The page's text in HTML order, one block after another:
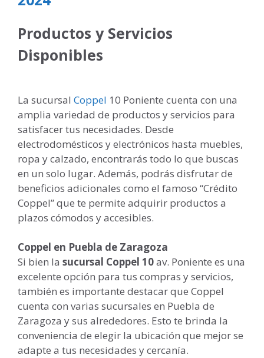
Productos y Servicios
Disponibles
La sucursal Coppel 10 Poniente cuenta con una
amplia variedad de productos y servicios para
satisfacer tus necesidades. Desde
electrodomésticos y electrónicos hasta muebles,
ropa y calzado, encontrarás todo lo que buscas
en un solo lugar. Además, podrás disfrutar de
beneficios adicionales como el famoso “Crédito
Coppel” que te permite adquirir productos a
plazos cómodos y accesibles.
Coppel en Puebla de Zaragoza
Si bien la sucursal Coppel 10av. Poniente es una
excelente opción para tus compras y servicios,
también es importante destacar que Coppel
cuenta con varias sucursales en Puebla de
Zaragoza y sus alrededores. Esto te brinda la
conveniencia de elegir la ubicación que mejor se
adapte a tus necesidades y cercanía.